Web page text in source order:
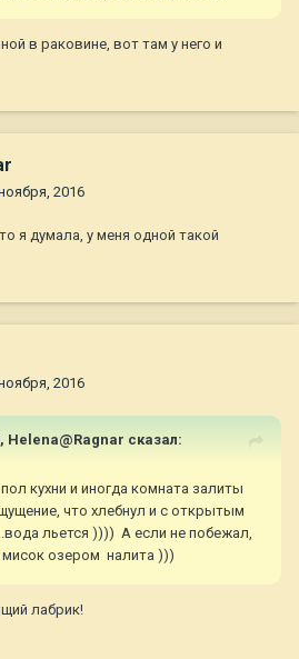
в раковине, вот там у него и
2016
я думала, у меня одной такой
2016
Helena@Ragnar сказал:
кухни и иногда комната залиты
что хлебнул и с открытым
льется )))) А если не побежал,
озером налита )))
лабрик!